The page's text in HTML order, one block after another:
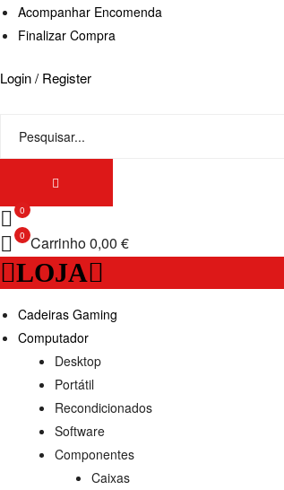
Acompanhar Encomenda
Finalizar Compra
Login / Register
0
0 Carrinho0,00 €
LOJA
Cadeiras Gaming
Computador
Desktop
Portátil
Recondicionados
Software
Componentes
Caixas